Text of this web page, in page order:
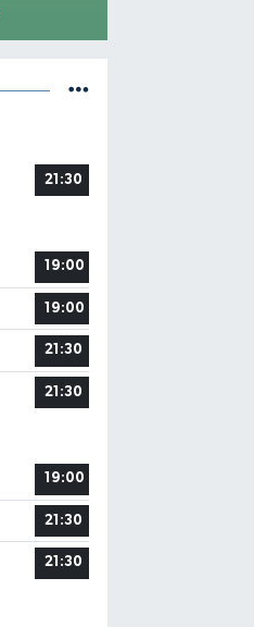
21:30
19:00
19:00
21:30
21:30
19:00
21:30
21:30